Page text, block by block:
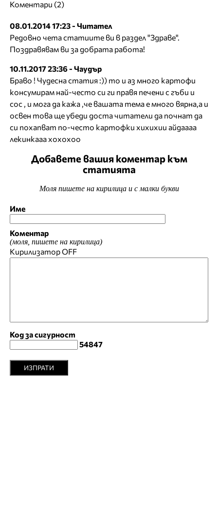
Коментари (2)
08.01.2014 17:23 - Читател
Редовно чета статиите ви в раздел "Здраве".
Поздравявам ви за добрата работа!
10.11.2017 23:36 - Чаудър
Браво ! Чудесна статия :)) то и аз много картофи
консумирам най-често си ги правя печени с гъби и
сос , и мога да кажа ,че вашата тема е много вярна,а и
освен това ще убеди доста читатели да почнат да
си похапват по-често картофки хихихии айдаааа
лекинкааа хохохоо
Добавете вашия коментар към
статията
Моля пишете на кирилица и с малки букви
Име
Коментар
(моля, пишете на кирилица)
КирилизаторOFF
Код за сигурност
54847
ИЗПРАТИ